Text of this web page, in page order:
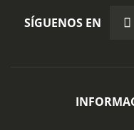
SÍGUENOS EN